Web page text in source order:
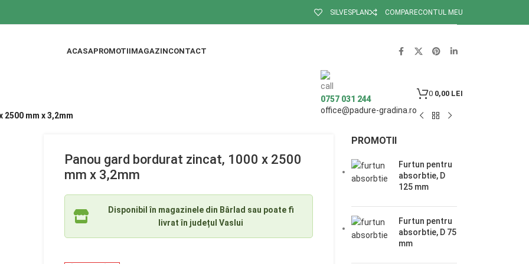
SILVESPLAN COMPARECONTUL MEU
ACASAPROMOTIIMAGAZINCONTACT
0757 031 244
office@padure-gradina.ro
0 0,00 LEI
mm x 3,2mm
Panou gard bordurat zincat, 1000 x 2500
mm x 3,2mm
Disponibil în magazinele din Bârlad sau poate fi
livrat în județul Vaslui
PROMOTII
Furtun pentru
absorbtie, D
125 mm
Furtun pentru
absorbtie, D 75
mm